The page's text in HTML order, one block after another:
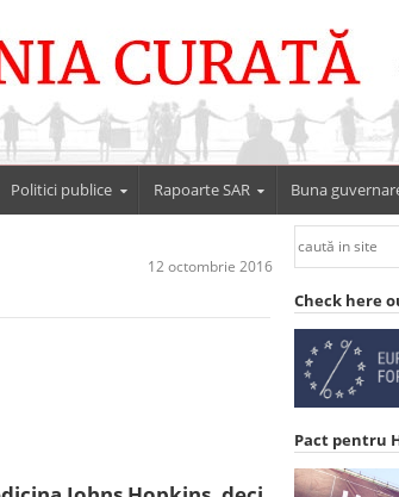
Politici publice Rapoarte SAR Buna
12 octombrie 2016
Check here
Pact pentru